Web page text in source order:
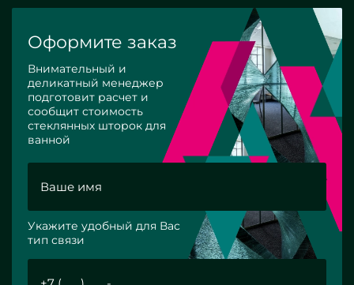
Оформите заказ
Внимательный и
деликатный менеджер
подготовит расчет и
сообщит стоимость
стеклянных шторок для
ванной
Укажите удобный для Вас
тип связи